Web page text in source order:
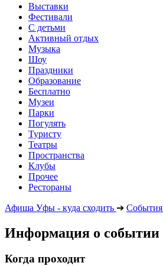
Выставки
Фестивали
С детьми
Активный отдых
Музыка
Шоу
Праздники
Образование
Бесплатно
Музеи
Парки
Погулять
Туристу
Театры
Пространства
Клубы
Прочее
Рестораны
Афиша Уфы - куда сходить ➔ События
Информация о событии
Когда проходит